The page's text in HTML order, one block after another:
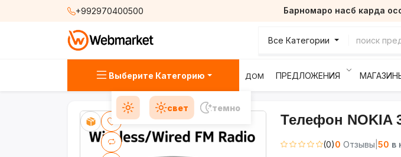
+992970400500 Барномаро насб карда
Все Категории
Выберите Категорию ДОМ ПРЕДЛОЖЕНИЯ
свет темно
Телефон NOKIA
(0)0 Отзывы 50 в